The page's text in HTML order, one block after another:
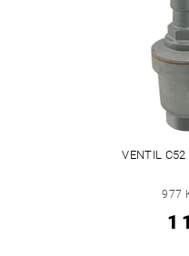
VENTIL C52
977
1